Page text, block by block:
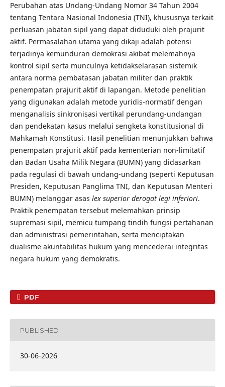
Perubahan atas Undang-Undang Nomor 34 Tahun 2004
tentang Tentara Nasional Indonesia (TNI), khususnya terkait
perluasan jabatan sipil yang dapat diduduki oleh prajurit
aktif. Permasalahan utama yang dikaji adalah potensi
terjadinya kemunduran demokrasi akibat melemahnya
kontrol sipil serta munculnya ketidakselarasan sistemik
antara norma pembatasan jabatan militer dan praktik
penempatan prajurit aktif di lapangan. Metode penelitian
yang digunakan adalah metode yuridis-normatif dengan
menganalisis sinkronisasi vertikal perundang-undangan
dan pendekatan kasus melalui sengketa konstitusional di
Mahkamah Konstitusi. Hasil penelitian menunjukkan bahwa
penempatan prajurit aktif pada kementerian non-limitatif
dan Badan Usaha Milik Negara (BUMN) yang didasarkan
pada regulasi di bawah undang-undang (seperti Keputusan
Presiden, Keputusan Panglima TNI, dan Keputusan Menteri
BUMN) melanggar asas lex superior derogat legi inferiori.
Praktik penempatan tersebut melemahkan prinsip
supremasi sipil, memicu tumpang tindih fungsi pertahanan
dan administrasi pemerintahan, serta menciptakan
dualisme akuntabilitas hukum yang mencederai integritas
negara hukum yang demokratis.
PDF
PUBLISHED
30-06-2026